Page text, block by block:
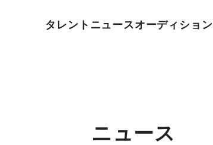
タレント ニュースオーディション
ニュース